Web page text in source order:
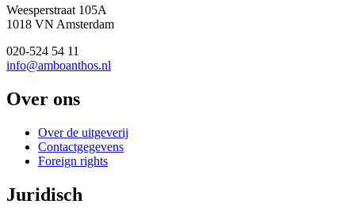
Weesperstraat 105A
1018 VN Amsterdam
020-524 54 11
info@amboanthos.nl
Over ons
Over de uitgeverij
Contactgegevens
Foreign rights
Juridisch